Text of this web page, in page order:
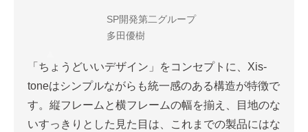
SP開発第二グループ
多田優樹
「ちょうどいいデザイン」をコンセプトに、Xis-
toneはシンプルながらも統一感のある構造が特徴で
す。縦フレームと横フレームの幅を揃え、目地のな
いすっきりとした見た目は、これまでの製品にはな